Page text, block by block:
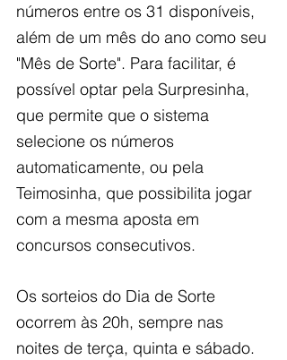
números entre os 31 disponíveis,
além de um mês do ano como seu
"Mês de Sorte". Para facilitar, é
possível optar pela Surpresinha,
que permite que o sistema
selecione os números
automaticamente, ou pela
Teimosinha, que possibilita jogar
com a mesma aposta em
concursos consecutivos.
Os sorteios do Dia de Sorte
ocorrem às 20h, sempre nas
noites de terça, quinta e sábado.